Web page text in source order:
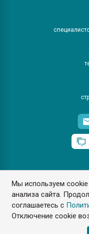
Мы используем
анализа сайта.
соглашаетесь с
Отключение cookie
Разрешается